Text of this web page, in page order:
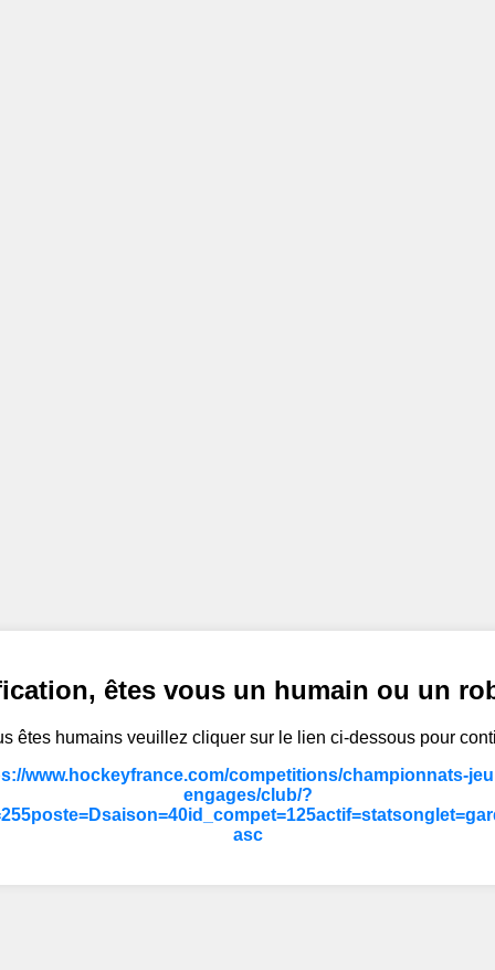
êtes vous un humain ou un
êtes humains veuillez cliquer sur le lien ci-dessous pour
www.hockeyfrance.com/competitions/championnats-
engages/club/?
asc